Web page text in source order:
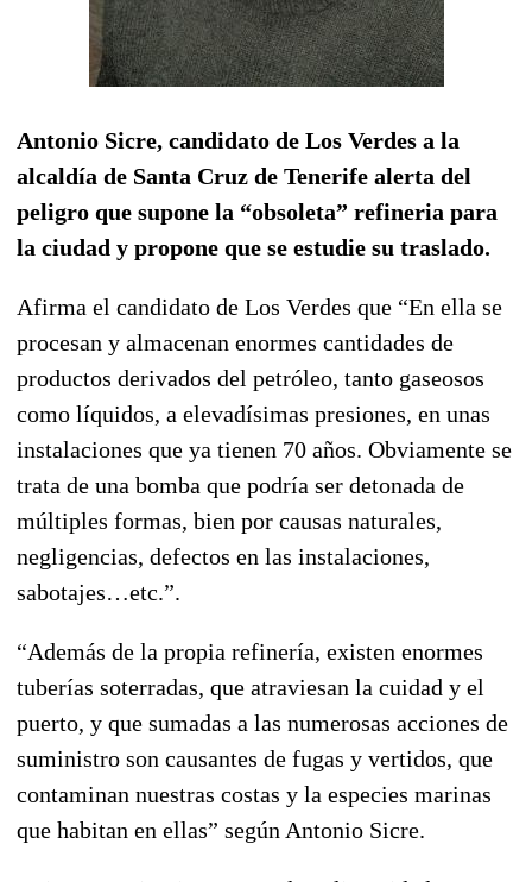
Antonio Sicre, candidato de Los Verdes a la
alcaldía de Santa Cruz de Tenerife alerta del
peligro que supone la “obsoleta” refineria para
la ciudad y propone que se estudie su traslado.
Afirma el candidato de Los Verdes que “En ella se
procesan y almacenan enormes cantidades de
productos derivados del petróleo, tanto gaseosos
como líquidos, a elevadísimas presiones, en unas
instalaciones que ya tienen 70 años. Obviamente se
trata de una bomba que podría ser detonada de
múltiples formas, bien por causas naturales,
negligencias, defectos en las instalaciones,
sabotajes…etc.”.
“Además de la propia refinería, existen enormes
tuberías soterradas, que atraviesan la cuidad y el
puerto, y que sumadas a las numerosas acciones de
suministro son causantes de fugas y vertidos, que
contaminan nuestras costas y la especies marinas
que habitan en ellas” según Antonio Sicre.